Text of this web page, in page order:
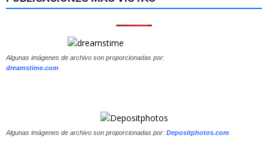
Algunas imágenes de archivo son proporcionadas por:
dreamstime.com
Algunas imágenes de archivo son proporcionadas por: Depositphotos.com